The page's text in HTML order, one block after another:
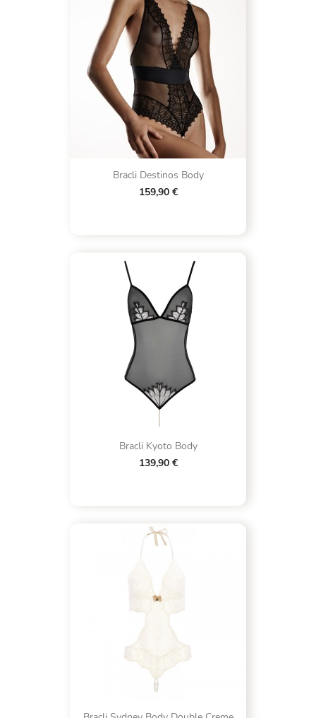
Bracli Destinos Body
159,90 €
Bracli Kyoto Body
139,90 €